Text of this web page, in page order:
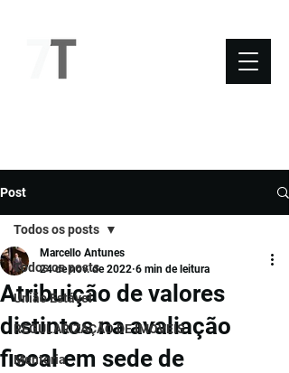
Post
Todos os posts
União Estável
REGULARIZAÇÃO DE IMÓVEIS
Mentoria
Todos os posts
Atribuição de valores
distintos na avaliação
fiscal em sede de
Marcello Antunes
24 de nov. de 2022 6 min de leitura